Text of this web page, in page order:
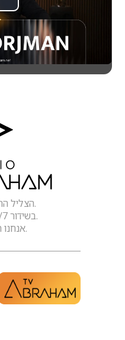
הצליל החדש של שלום.
בשידור 24/7 מוושינגטון.
אנחנו רדיו אברהם.